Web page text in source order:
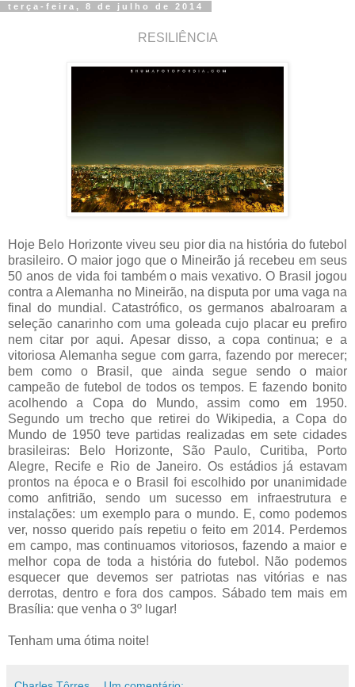
terça-feira, 8 de julho de 2014
RESILIÊNCIA
Hoje Belo Horizonte viveu seu pior dia na história do futebol
brasileiro. O maior jogo que o Mineirão já recebeu em seus
50 anos de vida foi também o mais vexativo. O Brasil jogou
contra a Alemanha no Mineirão, na disputa por uma vaga na
final do mundial. Catastrófico, os germanos abalroaram a
seleção canarinho com uma goleada cujo placar eu prefiro
nem citar por aqui. Apesar disso, a copa continua; e a
vitoriosa Alemanha segue com garra, fazendo por merecer;
bem como o Brasil, que ainda segue sendo o maior
campeão de futebol de todos os tempos. E fazendo bonito
acolhendo a Copa do Mundo, assim como em 1950.
Segundo um trecho que retirei do Wikipedia, a Copa do
Mundo de 1950 teve partidas realizadas em sete cidades
brasileiras: Belo Horizonte, São Paulo, Curitiba, Porto
Alegre, Recife e Rio de Janeiro. Os estádios já estavam
prontos na época e o Brasil foi escolhido por unanimidade
como anfitrião, sendo um sucesso em infraestrutura e
instalações: um exemplo para o mundo. E, como podemos
ver, nosso querido país repetiu o feito em 2014. Perdemos
em campo, mas continuamos vitoriosos, fazendo a maior e
melhor copa de toda a história do futebol. Não podemos
esquecer que devemos ser patriotas nas vitórias e nas
derrotas, dentro e fora dos campos. Sábado tem mais em
Brasília: que venha o 3º lugar!
Tenham uma ótima noite!